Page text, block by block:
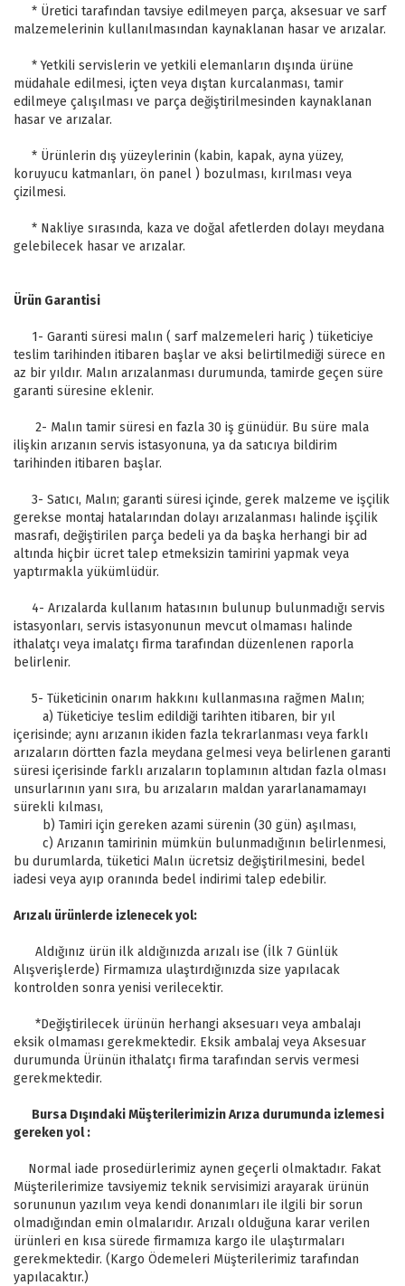
* Üretici tarafından tavsiye edilmeyen parça, aksesuar ve sarf
malzemelerinin kullanılmasından kaynaklanan hasar ve arızalar.
* Yetkili servislerin ve yetkili elemanların dışında ürüne
müdahale edilmesi, içten veya dıştan kurcalanması, tamir
edilmeye çalışılması ve parça değiştirilmesinden kaynaklanan
hasar ve arızalar.
* Ürünlerin dış yüzeylerinin (kabin, kapak, ayna yüzey,
koruyucu katmanları, ön panel ) bozulması, kırılması veya
çizilmesi.
* Nakliye sırasında, kaza ve doğal afetlerden dolayı meydana
gelebilecek hasar ve arızalar.
Ürün Garantisi
1- Garanti süresi malın ( sarf malzemeleri hariç ) tüketiciye
teslim tarihinden itibaren başlar ve aksi belirtilmediği sürece en
az bir yıldır. Malın arızalanması durumunda, tamirde geçen süre
garanti süresine eklenir.
2- Malın tamir süresi en fazla 30 iş günüdür. Bu süre mala
ilişkin arızanın servis istasyonuna, ya da satıcıya bildirim
tarihinden itibaren başlar.
3- Satıcı, Malın; garanti süresi içinde, gerek malzeme ve işçilik
gerekse montaj hatalarından dolayı arızalanması halinde işçilik
masrafı, değiştirilen parça bedeli ya da başka herhangi bir ad
altında hiçbir ücret talep etmeksizin tamirini yapmak veya
yaptırmakla yükümlüdür.
4- Arızalarda kullanım hatasının bulunup bulunmadığı servis
istasyonları, servis istasyonunun mevcut olmaması halinde
ithalatçı veya imalatçı firma tarafından düzenlenen raporla
belirlenir.
5- Tüketicinin onarım hakkını kullanmasına rağmen Malın;
a) Tüketiciye teslim edildiği tarihten itibaren, bir yıl
içerisinde; aynı arızanın ikiden fazla tekrarlanması veya farklı
arızaların dörtten fazla meydana gelmesi veya belirlenen garanti
süresi içerisinde farklı arızaların toplamının altıdan fazla olması
unsurlarının yanı sıra, bu arızaların maldan yararlanamamayı
sürekli kılması,
b) Tamiri için gereken azami sürenin (30 gün) aşılması,
c) Arızanın tamirinin mümkün bulunmadığının belirlenmesi,
bu durumlarda, tüketici Malın ücretsiz değiştirilmesini, bedel
iadesi veya ayıp oranında bedel indirimi talep edebilir.
Arızalı ürünlerde izlenecek yol:
Aldığınız ürün ilk aldığınızda arızalı ise (İlk 7 Günlük
Alışverişlerde) Firmamıza ulaştırdığınızda size yapılacak
kontrolden sonra yenisi verilecektir.
*Değiştirilecek ürünün herhangi aksesuarı veya ambalajı
eksik olmaması gerekmektedir. Eksik ambalaj veya Aksesuar
durumunda Ürünün ithalatçı firma tarafından servis vermesi
gerekmektedir.
Bursa Dışındaki Müşterilerimizin Arıza durumunda izlemesi
gereken yol :
Normal iade prosedürlerimiz aynen geçerli olmaktadır. Fakat
Müşterilerimize tavsiyemiz teknik servisimizi arayarak ürünün
sorununun yazılım veya kendi donanımları ile ilgili bir sorun
olmadığından emin olmalarıdır. Arızalı olduğuna karar verilen
ürünleri en kısa sürede firmamıza kargo ile ulaştırmaları
gerekmektedir. (Kargo Ödemeleri Müşterilerimiz tarafından
yapılacaktır.)